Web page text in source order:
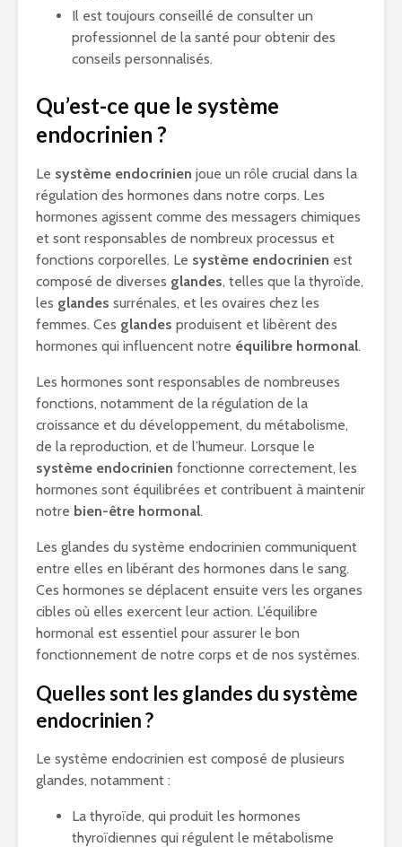
Il est toujours conseillé de consulter un
professionnel de la santé pour obtenir des
conseils personnalisés.
Qu’est-ce que le système
endocrinien ?
Le système endocrinien joue un rôle crucial dans la
régulation des hormones dans notre corps. Les
hormones agissent comme des messagers chimiques
et sont responsables de nombreux processus et
fonctions corporelles. Le système endocrinien est
composé de diverses glandes, telles que la thyroïde,
les glandes surrénales, et les ovaires chez les
femmes. Ces glandes produisent et libèrent des
hormones qui influencent notre équilibre hormonal.
Les hormones sont responsables de nombreuses
fonctions, notamment de la régulation de la
croissance et du développement, du métabolisme,
de la reproduction, et de l’humeur. Lorsque le
système endocrinien fonctionne correctement, les
hormones sont équilibrées et contribuent à maintenir
notre bien-être hormonal.
Les glandes du système endocrinien communiquent
entre elles en libérant des hormones dans le sang.
Ces hormones se déplacent ensuite vers les organes
cibles où elles exercent leur action. L’équilibre
hormonal est essentiel pour assurer le bon
fonctionnement de notre corps et de nos systèmes.
Quelles sont les glandes du système
endocrinien ?
Le système endocrinien est composé de plusieurs
glandes, notamment :
La thyroïde, qui produit les hormones
thyroïdiennes qui régulent le métabolisme